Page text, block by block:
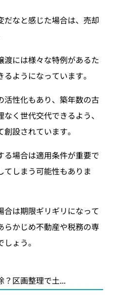
だなと感じた場合は、売却
渡には様々な特例があるた
ようになっています。
活性化もあり、築年数の古
く世代交代できるよう、
設されています。
る場合は適用条件が重要で
てしまう可能性もありま
合は期限ギリギリになって
らかじめ不動産や税務の専
ょう。
？区画整理で土...